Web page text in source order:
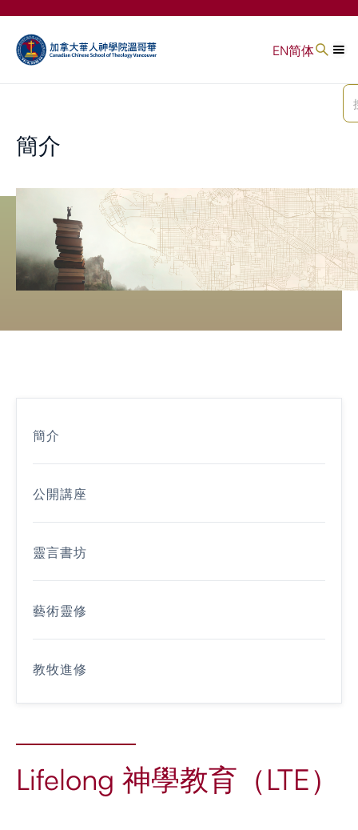
EN简体
簡介
簡介
公開講座
靈言書坊
藝術靈修
教牧進修
Lifelong 神學教育（LTE）